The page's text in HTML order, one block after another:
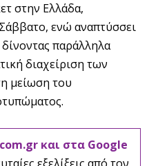
στην Ελλάδα,
ενώ αναπτύσσει
παράλληλα
διαχείριση των
μείωση του
και στα Google